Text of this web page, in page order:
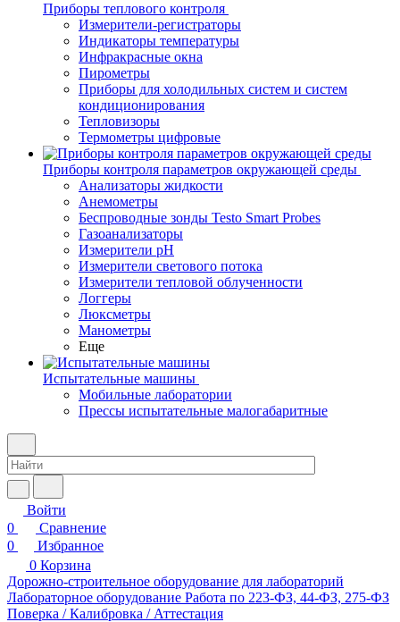
Приборы теплового контроля
Измерители-регистраторы
Индикаторы температуры
Инфракрасные окна
Пирометры
Приборы для холодильных систем и систем
кондиционирования
Тепловизоры
Термометры цифровые
Приборы контроля параметров окружающей среды
Анализаторы жидкости
Анемометры
Беспроводные зонды Testo Smart Probes
Газоанализаторы
Измерители pH
Измерители светового потока
Измерители тепловой облученности
Логгеры
Люксметры
Манометры
Еще
Испытательные машины
Мобильные лаборатории
Прессы испытательные малогабаритные
Войти
0
Сравнение
0
Избранное
0 Корзина
Дорожно-строительное оборудование для лабораторий
Лабораторное оборудование Работа по 223-ФЗ, 44-ФЗ, 275-ФЗ
Поверка / Калибровка / Аттестация